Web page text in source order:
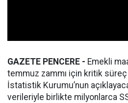
GAZETE PENCERE - Emekli
temmuz zammı için kritik süreç
İstatistik Kurumu’nun
verileriyle birlikte milyonlarca